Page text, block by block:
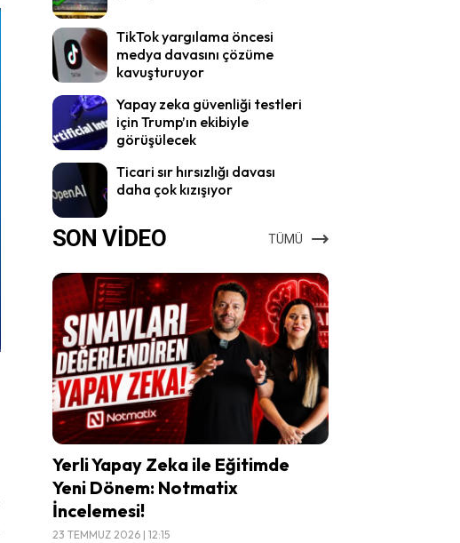
TikTok yargılama öncesi
medya davasını çözüme
kavuşturuyor
Yapay zeka güvenliği testleri
için Trump’ın ekibiyle
görüşülecek
Ticari sır hırsızlığı davası
daha çok kızışıyor
SON VİDEO TÜMÜ
Yerli Yapay Zeka ile Eğitimde
Yeni Dönem: Notmatix
İncelemesi!
23 TEMMUZ 2026 | 12:15